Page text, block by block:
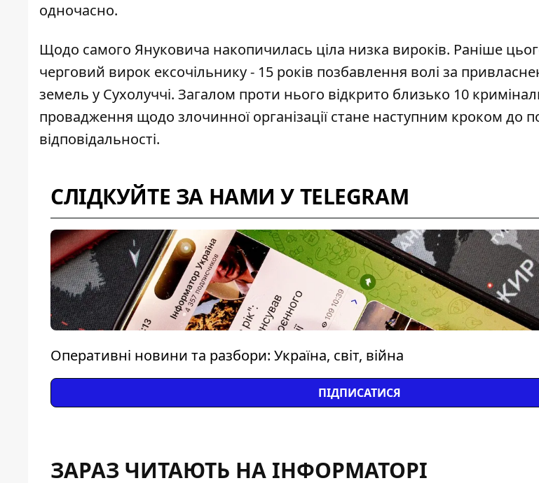
одночасно.
Щодо самого Януковича накопичилась ціла низка вироків. Раніше
черговий вирок ексочільнику- 15 років позбавлення волі за
земель у Сухолуччі. Загалом проти нього відкрито близько 10
провадження щодо злочинної організації стане наступним кроком до
відповідальності.
СЛІДКУЙТЕ ЗА НАМИ У TELEGRAM
Оперативні новини та разбори: Україна, світ, війна
ПІДПИСАТИСЯ
ЗАРАЗ ЧИТАЮТЬ НА ІНФОРМАТОРІ